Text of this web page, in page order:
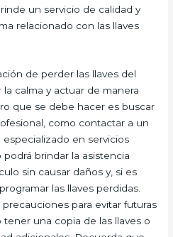
un servicio de calidad y
relacionado con las llaves
de perder las llaves del
calma y actuar de manera
que se debe hacer es buscar
como contactar a un
especializado en servicios
brindar la asistencia
sin causar daños y, si es
las llaves perdidas.
para evitar futuras
una copia de las llaves o